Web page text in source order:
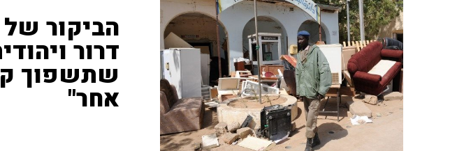
הביקור
דרור
שתשפוך
אחר"